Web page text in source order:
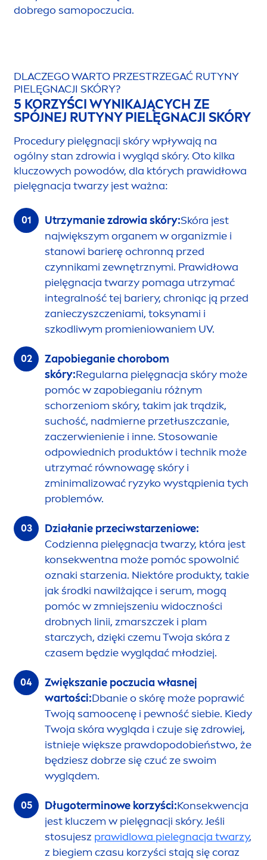
dobrego samopoczucia.
DLACZEGO WARTO PRZESTRZEGAĆ RUTYNY
PIELĘGNACJI SKÓRY?
5 KORZYŚCI WYNIKAJĄCYCH ZE
SPÓJNEJ RUTYNY PIELĘGNACJI SKÓRY
Procedury pielęgnacji skóry wpływają na
ogólny stan zdrowia i wygląd skóry. Oto kilka
kluczowych powodów, dla których prawidłowa
pielęgnacja twarzy jest ważna:
Utrzymanie zdrowia skóry:Skóra jest
największym organem w organizmie i
stanowi barierę ochronną przed
czynnikami zewnętrznymi. Prawidłowa
pielęgnacja twarzy pomaga utrzymać
integralność tej bariery, chroniąc ją przed
zanieczyszczeniami, toksynami i
szkodliwym promieniowaniem UV.
Zapobieganie chorobom
skóry:Regularna pielęgnacja skóry może
pomóc w zapobieganiu różnym
schorzeniom skóry, takim jak trądzik,
suchość, nadmierne przetłuszczanie,
zaczerwienienie i inne. Stosowanie
odpowiednich produktów i technik może
utrzymać równowagę skóry i
zminimalizować ryzyko wystąpienia tych
problemów.
Działanie przeciwstarzeniowe:
Codzienna pielęgnacja twarzy, która jest
konsekwentna może pomóc spowolnić
oznaki starzenia. Niektóre produkty, takie
jak środki nawilżające i serum, mogą
pomóc w zmniejszeniu widoczności
drobnych linii, zmarszczek i plam
starczych, dzięki czemu Twoja skóra z
czasem będzie wyglądać młodziej.
Zwiększanie poczucia własnej
wartości:Dbanie o skórę może poprawić
Twoją samoocenę i pewność siebie. Kiedy
Twoja skóra wygląda i czuje się zdrowiej,
istnieje większe prawdopodobieństwo, że
będziesz dobrze się czuć ze swoim
wyglądem.
Długoterminowe korzyści:Konsekwencja
jest kluczem w pielęgnacji skóry. Jeśli
stosujesz prawidlowa pielegnacja twarzy,
z biegiem czasu korzyści stają się coraz